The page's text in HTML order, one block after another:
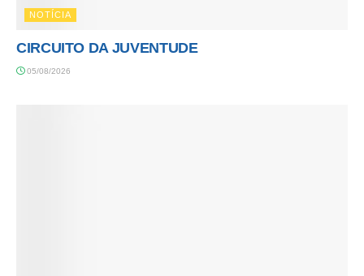
NOTÍCIA
CIRCUITO DA JUVENTUDE
05/08/2026